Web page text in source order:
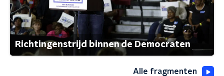
Richtingenstrijd binnen de Democraten
Alle fragmenten